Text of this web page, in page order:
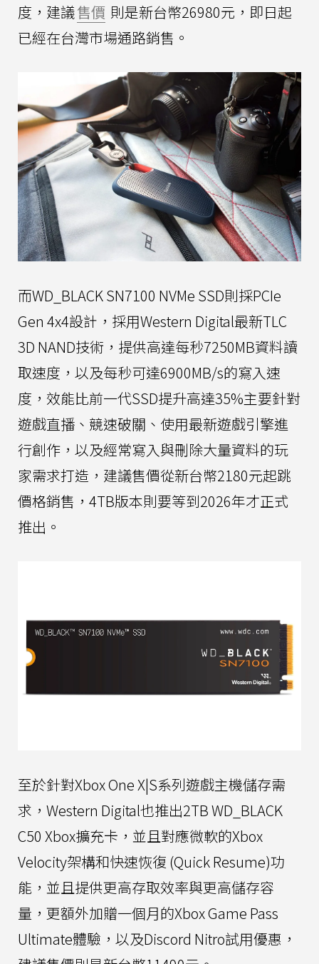
度，建議售價 則是新台幣26980元，即日起
已經在台灣市場通路銷售。
而WD_BLACK SN7100 NVMe SSD則採PCIe
Gen 4x4設計，採用Western Digital最新TLC
3D NAND技術，提供高達每秒7250MB資料讀
取速度，以及每秒可達6900MB/s的寫入速
度，效能比前一代SSD提升高達35%主要針對
遊戲直播、競速破關、使用最新遊戲引擎進
行創作，以及經常寫入與刪除大量資料的玩
家需求打造，建議售價從新台幣2180元起跳
價格銷售，4TB版本則要等到2026年才正式
推出。
至於針對Xbox One X|S系列遊戲主機儲存需
求，Western Digital也推出2TB WD_BLACK
C50 Xbox擴充卡，並且對應微軟的Xbox
Velocity架構和快速恢復 (Quick Resume)功
能，並且提供更高存取效率與更高儲存容
量，更額外加贈一個月的Xbox Game Pass
Ultimate體驗，以及Discord Nitro試用優惠，